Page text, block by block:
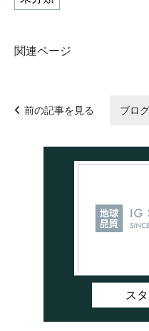
関連ページ
前の記事を見る ブロ
ス